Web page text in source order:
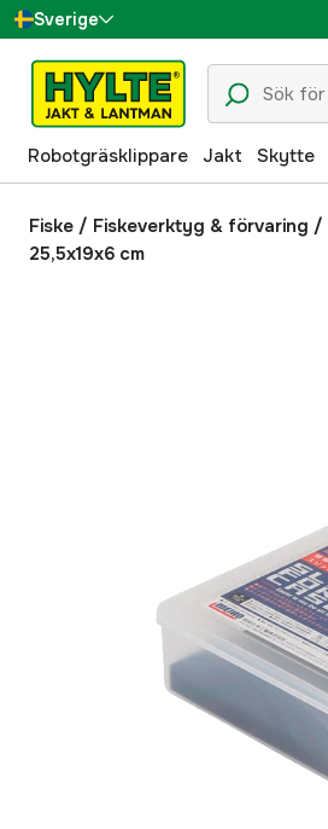
Sverige
Danmark
Suomi
Norge
Deutschland
Robotgräsklippare Jakt Skytte
Fiske / Fiskeverktyg & förvaring /
25,5x19x6 cm